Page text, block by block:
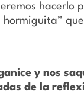
hacerlo
hormiguita” que
y nos
de la